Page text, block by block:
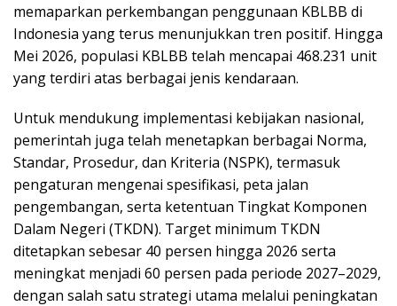
memaparkan perkembangan penggunaan KBLBB di
Indonesia yang terus menunjukkan tren positif. Hingga
Mei 2026, populasi KBLBB telah mencapai 468.231 unit
yang terdiri atas berbagai jenis kendaraan.
Untuk mendukung implementasi kebijakan nasional,
pemerintah juga telah menetapkan berbagai Norma,
Standar, Prosedur, dan Kriteria (NSPK), termasuk
pengaturan mengenai spesifikasi, peta jalan
pengembangan, serta ketentuan Tingkat Komponen
Dalam Negeri (TKDN). Target minimum TKDN
ditetapkan sebesar 40 persen hingga 2026 serta
meningkat menjadi 60 persen pada periode 2027–2029,
dengan salah satu strategi utama melalui peningkatan